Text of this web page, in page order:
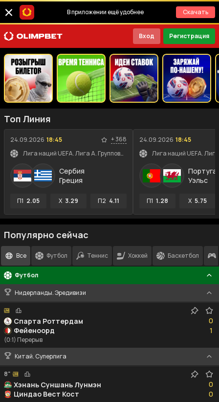
В приложении ещё удобнее Скачать
Вход Регистрация
Топ Линия
24.09.2026 18:45 +368
Лига наций UEFA. Лига A. Групповой этап
Сербия
Греция
П1 2.05 X 3.29 П2 4.11
24.09.2026 18:45
Уэльс
П1 1.28 X 5.75
Популярно сейчас
Все Футбол Теннис Хоккей Баскетбол
Футбол
Нидерланды. Эредивизи
Спарта Роттердам
Фейеноорд
0
0
1
1
(0:1) Перерыв
Китай. Суперлига
8"
Хэнань Суншань Лунмэн
Циндао Вест Кост
0
0
0
0